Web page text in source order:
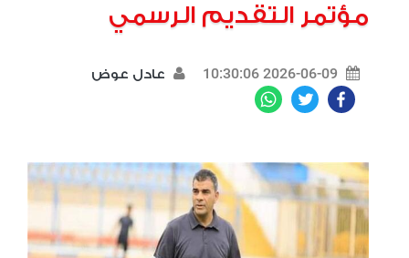
مؤتمر التقديم الرسمي
2026-06-09 10:30:06 عادل عوض
Facebook
Twitter